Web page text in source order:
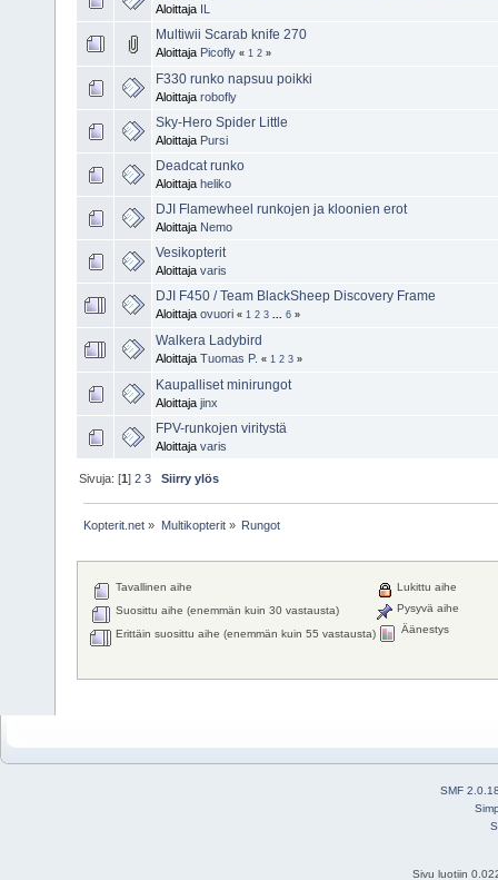
Aloittaja IL
Multiwii Scarab knife 270
Aloittaja Picofly « 1 2 »
F330 runko napsuu poikki
Aloittaja robofly
Sky-Hero Spider Little
Aloittaja Pursi
Deadcat runko
Aloittaja heliko
DJI Flamewheel runkojen ja kloonien erot
Aloittaja Nemo
Vesikopterit
Aloittaja varis
DJI F450 / Team BlackSheep Discovery Frame
Aloittaja ovuori « 1 2 3 6 »
Walkera Ladybird
Aloittaja Tuomas P. « 1 2 3 »
Kaupalliset minirungot
Aloittaja jinx
FPV-runkojen viritystä
Aloittaja varis
Sivuja: [1]2 3 Siirry ylös
Kopterit.net » Multikopterit» Rungot
Tavallinen aihe
Suosittu aihe (enemmän kuin 30 vastausta)
Erittäin suosittu aihe (enemmän kuin 55 vastausta)
Lukittu aihe
Pysyvä aihe
Äänestys
SMF
Sivu luotiin